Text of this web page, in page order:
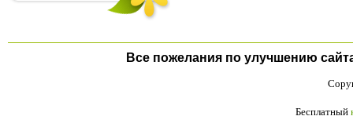
Все пожелания по улучшению
Бесплатный